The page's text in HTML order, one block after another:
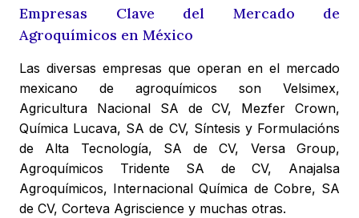
Empresas Clave del Mercado de
Agroquímicos en México
Las diversas empresas que operan en el mercado
mexicano de agroquímicos son Velsimex,
Agricultura Nacional SA de CV, Mezfer Crown,
Química Lucava, SA de CV, Síntesis y Formulacións
de Alta Tecnología, SA de CV, Versa Group,
Agroquímicos Tridente SA de CV, Anajalsa
Agroquímicos, Internacional Química de Cobre, SA
de CV, Corteva Agriscience y muchas otras.